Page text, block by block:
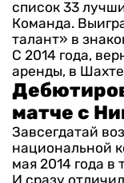
список 33
Команда.
талант» в
С 2014 года,
аренды, в
матче с
Завсегдатай
национальной
мая 2014 года
И сразу